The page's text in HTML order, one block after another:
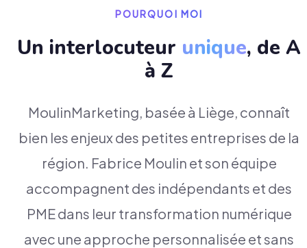
POURQUOI MOI
Un interlocuteur unique, de A
à Z
MoulinMarketing, basée à Liège, connaît
bien les enjeux des petites entreprises de la
région. Fabrice Moulin et son équipe
accompagnent des indépendants et des
PME dans leur transformation numérique
avec une approche personnalisée et sans